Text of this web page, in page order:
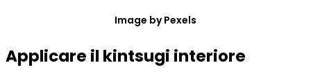
Image by Pexels
Applicare il kintsugi interiore